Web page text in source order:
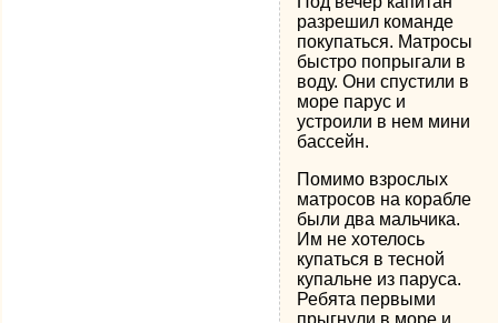
разрешил команде
покупаться. Матросы
быстро попрыгали в
воду. Они спустили в
море парус и
устроили в нем мини
бассейн.
Помимо взрослых
матросов на корабле
были два мальчика.
Им не хотелось
купаться в тесной
купальне из паруса.
Ребята первыми
прыгнули в море и